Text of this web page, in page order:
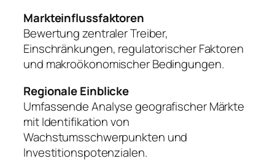
Markteinflussfaktoren
Bewertung zentraler Treiber,
Einschränkungen, regulatorischer Faktoren
und makroökonomischer Bedingungen.
Regionale Einblicke
Umfassende Analyse geografischer Märkte
mit Identifikation von
Wachstumsschwerpunkten und
Investitionspotenzialen.